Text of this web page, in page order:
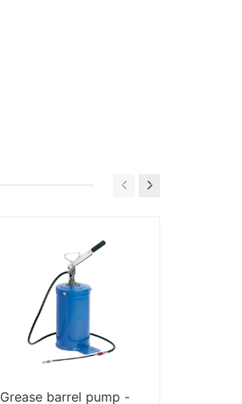
Grease barrel pump -